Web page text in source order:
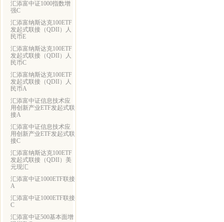
汇添富中证1000指数增
强C
汇添富纳斯达克100ETF
发起式联接（QDII）人
民币E
汇添富纳斯达克100ETF
发起式联接（QDII）人
民币C
汇添富纳斯达克100ETF
发起式联接（QDII）人
民币A
汇添富中证信息技术应
用创新产业ETF发起式联
接A
汇添富中证信息技术应
用创新产业ETF发起式联
接C
汇添富纳斯达克100ETF
发起式联接（QDII）美
元现汇
汇添富中证1000ETF联接
A
汇添富中证1000ETF联接
C
汇添富中证500基本面增